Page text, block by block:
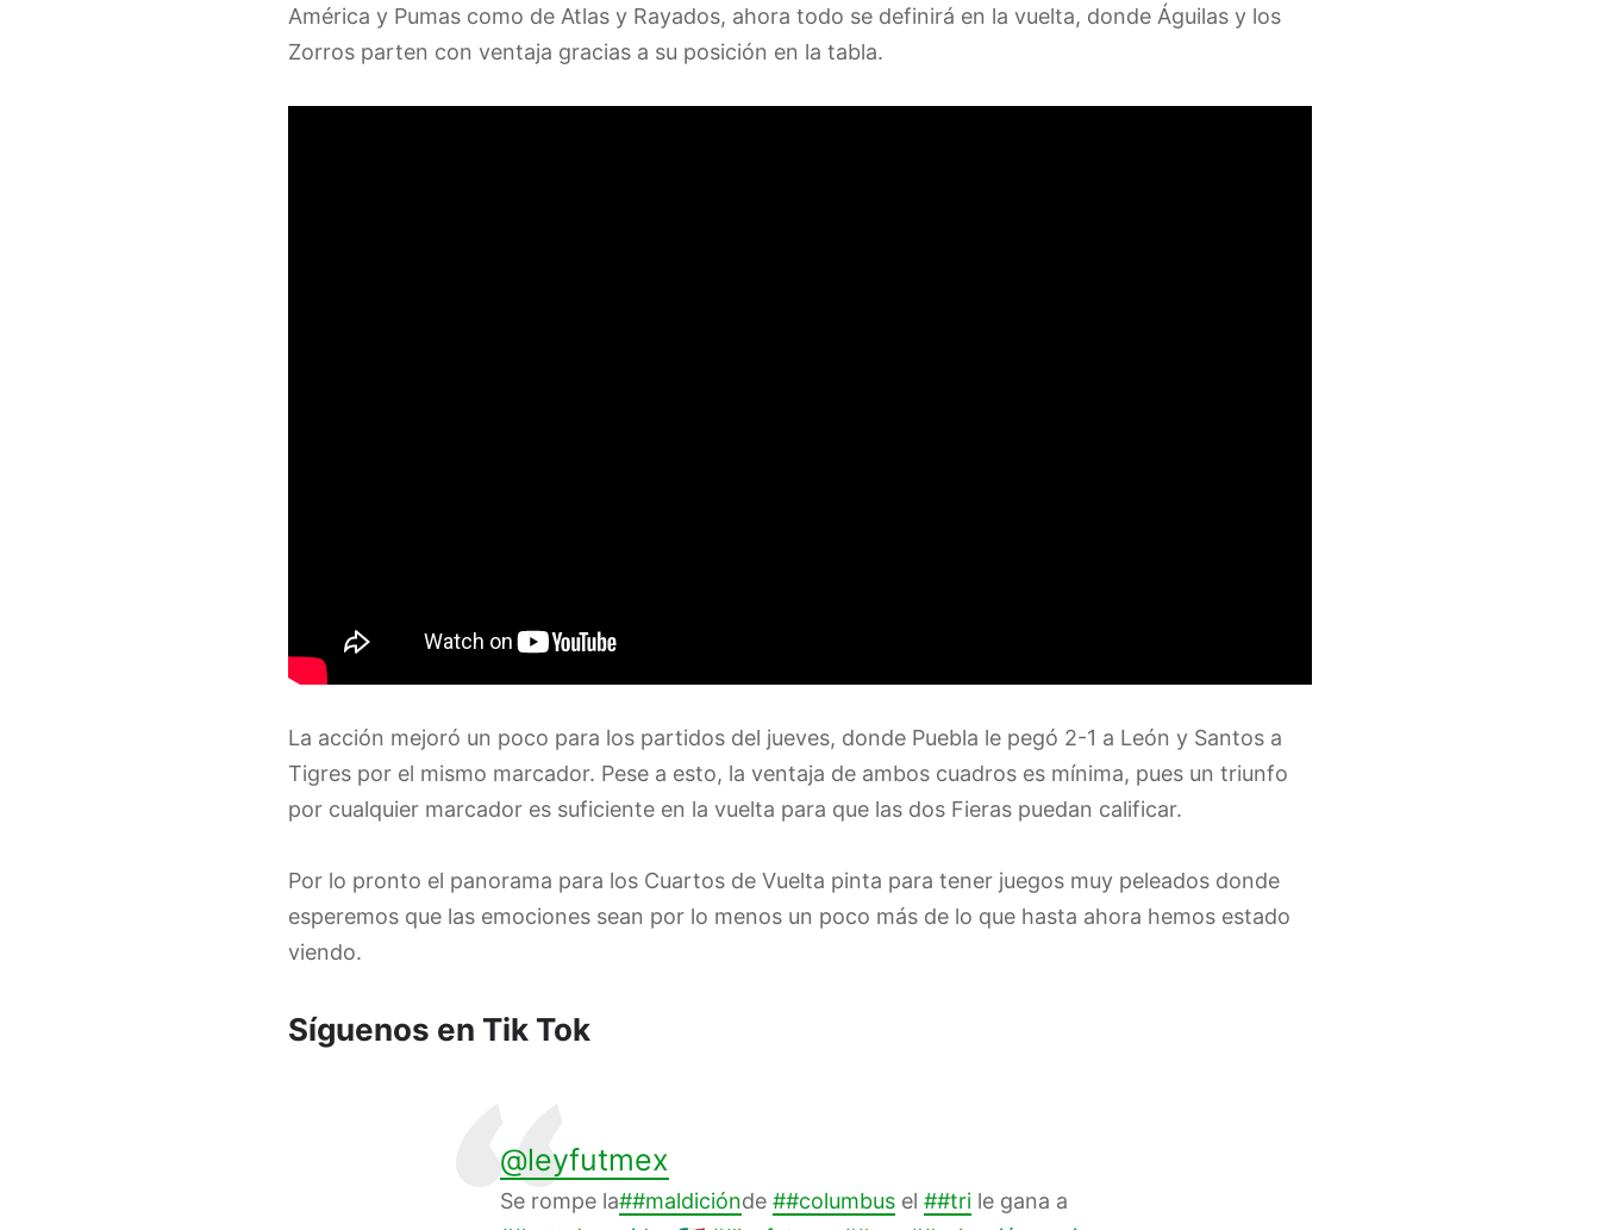
América y Pumas como de Atlas y Rayados, ahora todo se definirá en la vuelta, donde Águilas y los
Zorros parten con ventaja gracias a su posición en la tabla.
La acción mejoró un poco para los partidos del jueves, donde Puebla le pegó 2-1 a León y Santos a
Tigres por el mismo marcador. Pese a esto, la ventaja de ambos cuadros es mínima, pues un triunfo
por cualquier marcador es suficiente en la vuelta para que las dos Fieras puedan calificar.
Por lo pronto el panorama para los Cuartos de Vuelta pinta para tener juegos muy peleados donde
esperemos que las emociones sean por lo menos un poco más de lo que hasta ahora hemos estado
viendo.
Síguenos en Tik Tok
@leyfutmex
Se rompe la##maldiciónde ##columbusel ##trile gana a